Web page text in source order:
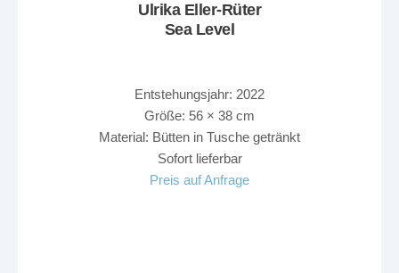
Ulrika Eller-Rüter
Sea Level
Entstehungsjahr: 2022
Größe: 56 × 38 cm
Material: Bütten in Tusche getränkt
Sofort lieferbar
Preis auf Anfrage